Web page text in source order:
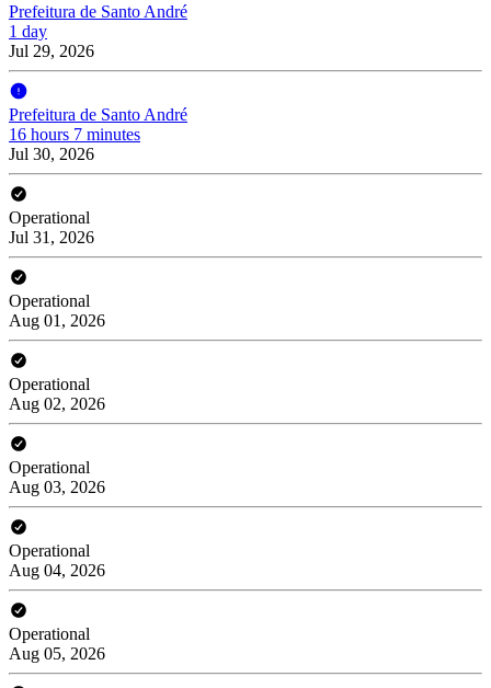
Prefeitura de Santo André
1 day
Jul 29, 2026
Prefeitura de Santo André
16 hours 7 minutes
Jul 30, 2026
Operational
Jul 31, 2026
Operational
Aug 01, 2026
Operational
Aug 02, 2026
Operational
Aug 03, 2026
Operational
Aug 04, 2026
Operational
Aug 05, 2026